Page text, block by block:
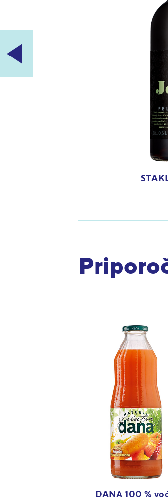
PRVOVRSTNI RAFINIRANI
DANA 100 %